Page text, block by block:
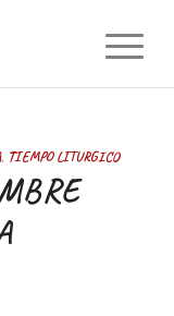
, TIEMPO LITURGICO